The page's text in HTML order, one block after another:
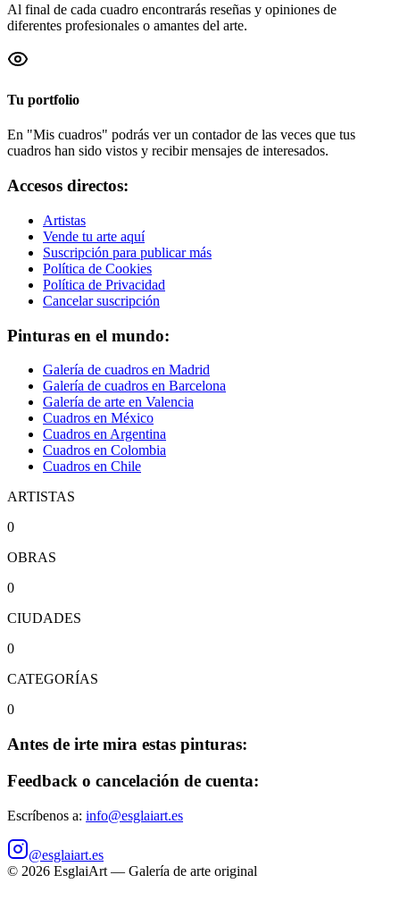
Al final de cada cuadro encontrarás reseñas y opiniones de
diferentes profesionales o amantes del arte.
Tu portfolio
En "Mis cuadros" podrás ver un contador de las veces que tus
cuadros han sido vistos y recibir mensajes de interesados.
Accesos directos:
Artistas
Vende tu arte aquí
Suscripción para publicar más
Política de Cookies
Política de Privacidad
Cancelar suscripción
Pinturas en el mundo:
Galería de cuadros en Madrid
Galería de cuadros en Barcelona
Galería de arte en Valencia
Cuadros en México
Cuadros en Argentina
Cuadros en Colombia
Cuadros en Chile
ARTISTAS
0
OBRAS
0
CIUDADES
0
CATEGORÍAS
0
Antes de irte mira estas pinturas:
Feedback o cancelación de cuenta:
Escríbenos a: info@esglaiart.es
@esglaiart.es
© 2026 EsglaiArt — Galería de arte original